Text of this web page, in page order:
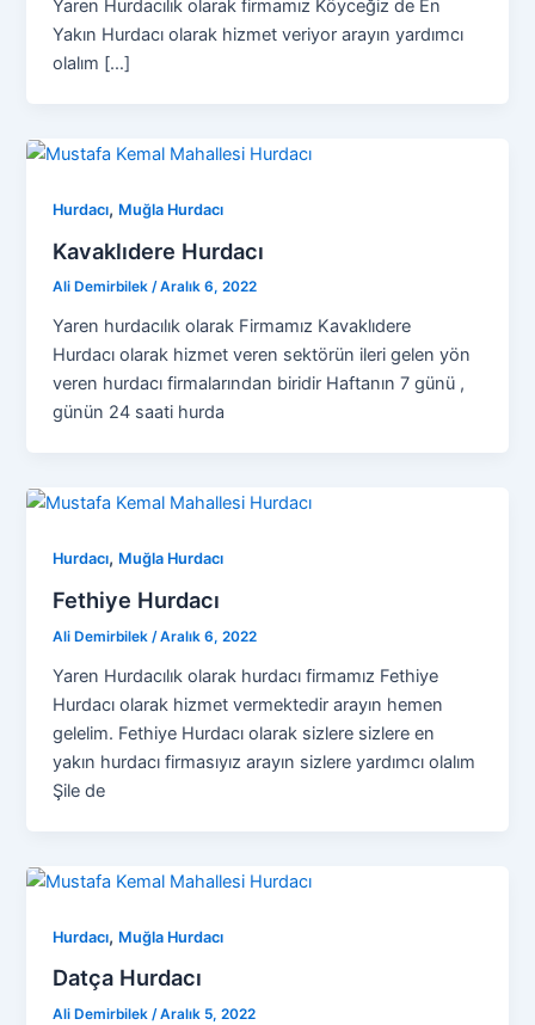
Yaren Hurdacılık olarak firmamız Köyceğiz de En
Yakın Hurdacı olarak hizmet veriyor arayın yardımcı
olalım […]
Hurdacı, Muğla Hurdacı
Kavaklıdere Hurdacı
Ali Demirbilek/Aralık 6, 2022
Yaren hurdacılık olarak Firmamız Kavaklıdere
Hurdacı olarak hizmet veren sektörün ileri gelen yön
veren hurdacı firmalarından biridir Haftanın 7 günü ,
günün 24 saati hurda
Hurdacı, Muğla Hurdacı
Fethiye Hurdacı
Ali Demirbilek/Aralık 6, 2022
Yaren Hurdacılık olarak hurdacı firmamız Fethiye
Hurdacı olarak hizmet vermektedir arayın hemen
gelelim. Fethiye Hurdacı olarak sizlere sizlere en
yakın hurdacı firmasıyız arayın sizlere yardımcı olalım
Şile de
Hurdacı, Muğla Hurdacı
Datça Hurdacı
Ali Demirbilek/Aralık 5, 2022